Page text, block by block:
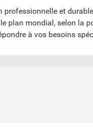
et
mondial, selon la
à vos besoins